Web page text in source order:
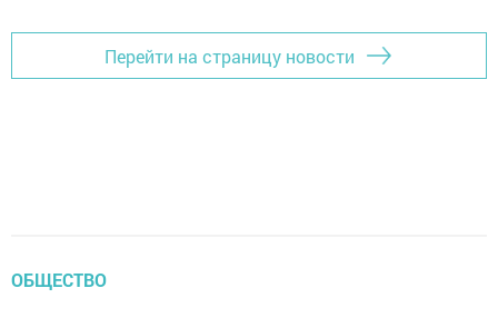
Перейти на страницу новости
ОБЩЕСТВО